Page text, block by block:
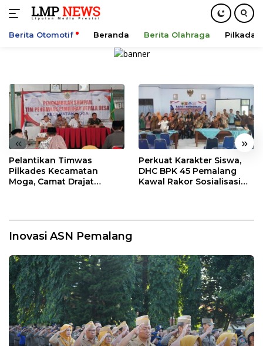
Berita Otomotif Beranda Berita Olahraga Pilkada
« »
Pelantikan Timwas
Pilkades Kecamatan
Moga, Camat Drajat
Perkuat Karakter Siswa,
DHC BPK 45 Pemalang
Kawal Rakor Sosialisasi
Inovasi ASN Pemalang